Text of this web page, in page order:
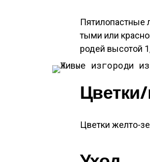
Пя­тило­пас­тные
ты­ми или
родей вы­сотой
Цвет­ки жел­то-